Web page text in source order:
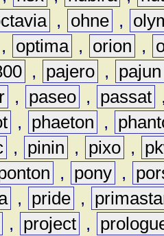
, ohne ,
, optima , orion ,
, pajero ,
pajun
, paseo , passat
, phaeton ,
, pinin , pixo ,
, pony ,
, pride ,
, project ,